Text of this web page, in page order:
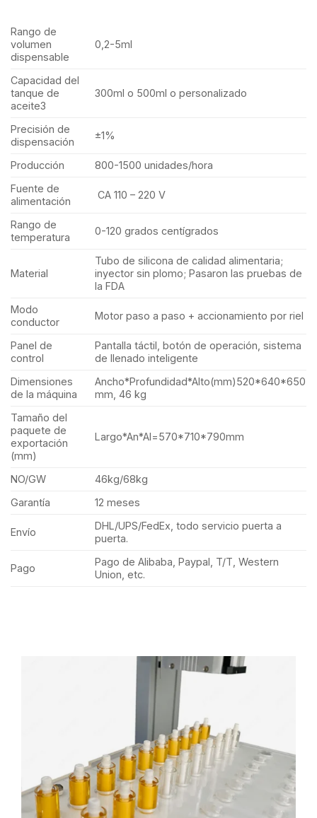
Rango de
volumen
dispensable
0,2-5ml
Capacidad del
tanque de
aceite3
300ml o 500ml o personalizado
Precisión de
dispensación
±1%
Producción
800-1500 unidades/hora
Fuente de
alimentación
CA 110 – 220 V
Rango de
temperatura
0-120 grados centígrados
Material
Tubo de silicona de calidad alimentaria;
inyector sin plomo; Pasaron las pruebas de
la FDA
Modo
conductor
Motor paso a paso + accionamiento por riel
Panel de
control
Pantalla táctil, botón de operación, sistema
de llenado inteligente
Dimensiones
de la máquina
Ancho*Profundidad*Alto(mm)520*640*650
mm, 46 kg
Tamaño del
paquete de
exportación
(mm)
Largo*An*Al=570*710*790mm
NO/GW
46kg/68kg
Garantía
12 meses
Envío
DHL/UPS/FedEx, todo servicio puerta a
puerta.
Pago
Pago de Alibaba, Paypal, T/T, Western
Union, etc.